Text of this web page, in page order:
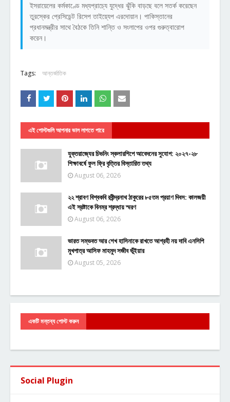
ইসরায়েলের কর্মকাণ্ডে মধ্যপ্রাচ্যে যুদ্ধের ঝুঁকি বাড়ছে বলে সতর্ক করেছেন
তুরস্কের প্রেসিডেন্ট রিসেপ তাইয়্যেপ এরদোয়ান। পাকিস্তানের
প্রধানমন্ত্রীর সাথে বৈঠকে তিনি শান্তি ও সংলাপের ওপর গুরুত্বারোপ
করেন।
Tags: আন্তর্জাতিক
এই পোস্টগুলি আপনার ভাল লাগতে পারে
যুক্তরাজ্যের চিভনিং স্কলারশিপে আবেদনের সুযোগ: ২০২৭-২৮
শিক্ষাবর্ষে ফুল ফ্রি বৃত্তির বিস্তারিত তথ্য
August 06, 2026
২২ শ্রাবণ বিশ্বকবি রবীন্দ্রনাথ ঠাকুরের ৮৫তম প্রয়াণ দিবস: কালজয়ী
এই স্রষ্টাকে বিনম্র শ্রদ্ধায় স্মরণ
August 06, 2026
ভারত সম্ভবত আর শেখ হাসিনাকে রাখতে আগ্রহী নয় দাবি এনসিপি
মুখপাত্র আসিফ মাহমুদ সজীব ভূঁইয়ার
August 05, 2026
একটি মন্তব্য পোস্ট করুন
Social Plugin